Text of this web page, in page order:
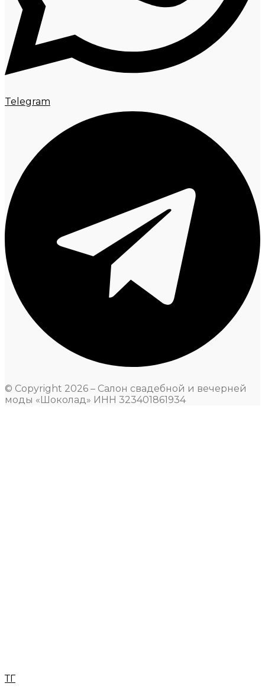
Telegram
© Copyright 2026 – Салон свадебной и вечерней
моды «Шоколад» ИНН 323401861934
ТГ